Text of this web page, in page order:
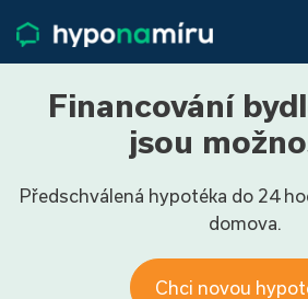
Životní pojištění
Pojištění nemovitosti
Články
O nás
800 688 388
9−16 hod.
Financování
jsou
Předschválená hypotéka do 24
domova.
Chci novou